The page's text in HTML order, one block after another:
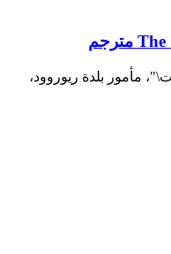
مأمور بلدة ريوروود،